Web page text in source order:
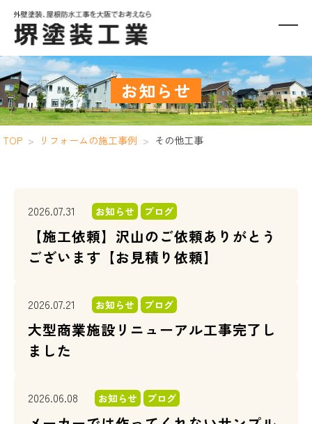
お知らせ
TOP > リフォームの施工事例 > その他工事
2026.07.31 お知らせ ブログ
【施工依頼】沢山のご依頼ありがとう
ございます【お見積り依頼】
2026.07.21 お知らせ ブログ
大型商業施設リニューアル工事完了し
ました
2026.06.08 お知らせ ブログ